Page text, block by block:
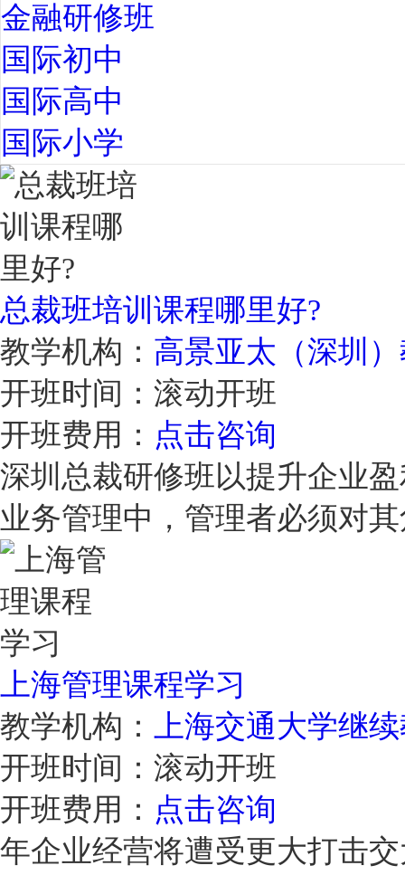
金融研修班
国际初中
国际高中
国际小学
总裁班培训课程哪里好?
教学机构： 高景亚太（深圳
开班时间： 滚动开班
开班费用： 点击咨询
深圳总裁研修班以提升企业
业务管理中，管理者必须对
上海管理课程学习
教学机构：
上海交通大学继
开班时间： 滚动开班
开班费用： 点击咨询
年企业经营将遭受更大打击